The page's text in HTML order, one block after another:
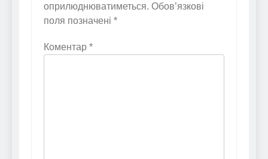
оприлюднюватиметься. Обов’язкові
поля позначені *
Коментар *